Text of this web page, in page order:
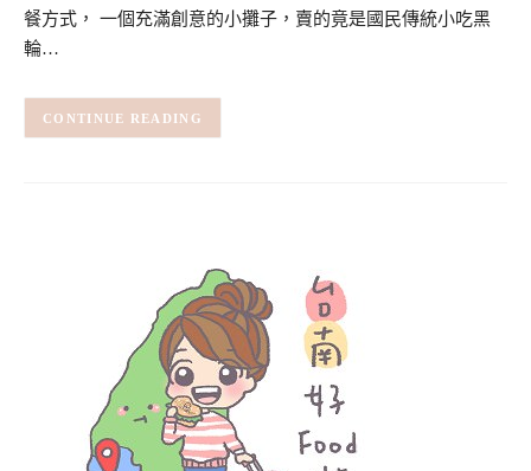
餐方式， 一個充滿創意的小攤子，賣的竟是國民傳統小吃黑
輪…
CONTINUE READING